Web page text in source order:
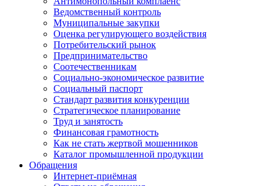
Ведомственный контроль
Муниципальные закупки
Оценка регулирующего воздействия
Потребительский рынок
Предпринимательство
Соотечественникам
Социально-экономическое развитие
Социальный паспорт
Стандарт развития конкуренции
Стратегическое планирование
Труд и занятость
Финансовая грамотность
Как не стать жертвой мошенников
Каталог промышленной продукции
Обращения
Интернет-приёмная